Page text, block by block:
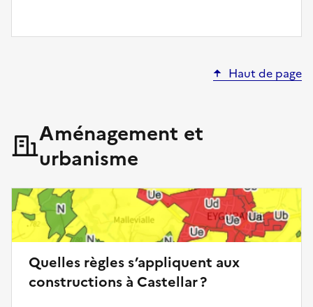
Haut de page
Aménagement et
urbanisme
Quelles règles s’appliquent aux
constructions à Castellar ?